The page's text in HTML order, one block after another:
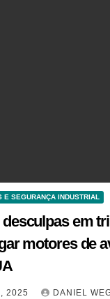
E SEGURANÇA INDUSTRIAL
em
motores de
2025 DANIEL